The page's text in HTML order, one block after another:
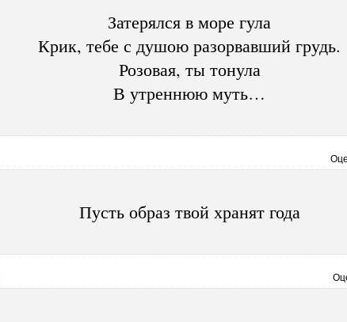
Затерялся в море гула
Крик, тебе с душою разорвавший грудь.
Розовая, ты тонула
В утреннюю муть…
Пусть образ твой хранят года